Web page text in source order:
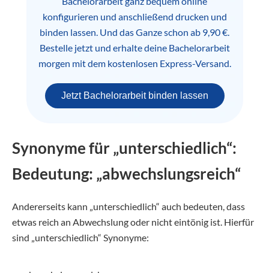
konfigurieren und anschließend drucken und
binden lassen. Und das Ganze schon ab 9,90 €.
Bestelle jetzt und erhalte deine Bachelorarbeit
morgen mit dem kostenlosen Express-Versand.
Jetzt Bachelorarbeit binden lassen
Synonyme für „unterschiedlich“:
Bedeutung: „abwechslungsreich“
Andererseits kann „unterschiedlich“ auch bedeuten, dass
etwas reich an Abwechslung oder nicht eintönig ist. Hierfür
sind „unterschiedlich“ Synonyme: